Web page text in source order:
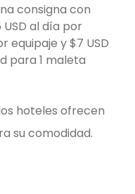
consigna con
al día por
equipaje y $7 USD
para 1 maleta
hoteles ofrecen
su comodidad.